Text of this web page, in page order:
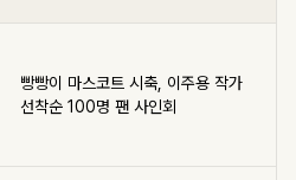
빵빵이 마스코트 시축, 이주용 작가
선착순 100명 팬 사인회